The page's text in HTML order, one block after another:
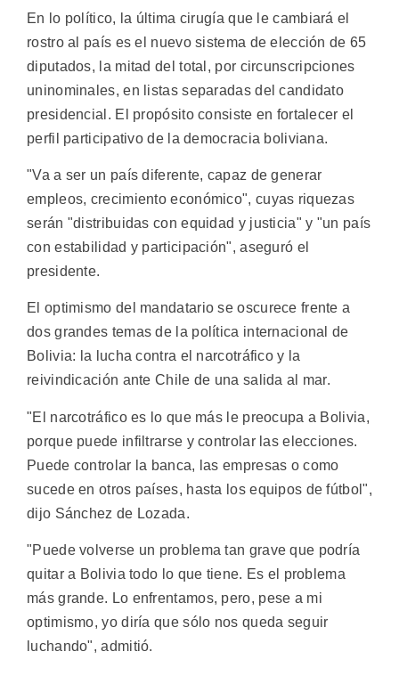
En lo político, la última cirugía que le cambiará el
rostro al país es el nuevo sistema de elección de 65
diputados, la mitad del total, por circunscripciones
uninominales, en listas separadas del candidato
presidencial. El propósito consiste en fortalecer el
perfil participativo de la democracia boliviana.
"Va a ser un país diferente, capaz de generar
empleos, crecimiento económico", cuyas riquezas
serán "distribuidas con equidad y justicia" y "un país
con estabilidad y participación", aseguró el
presidente.
El optimismo del mandatario se oscurece frente a
dos grandes temas de la política internacional de
Bolivia: la lucha contra el narcotráfico y la
reivindicación ante Chile de una salida al mar.
"El narcotráfico es lo que más le preocupa a Bolivia,
porque puede infiltrarse y controlar las elecciones.
Puede controlar la banca, las empresas o como
sucede en otros países, hasta los equipos de fútbol",
dijo Sánchez de Lozada.
"Puede volverse un problema tan grave que podría
quitar a Bolivia todo lo que tiene. Es el problema
más grande. Lo enfrentamos, pero, pese a mi
optimismo, yo diría que sólo nos queda seguir
luchando", admitió.